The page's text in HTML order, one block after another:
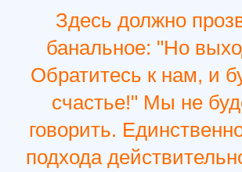
Здесь должно
банальное: "Но
Обратитесь к нам, и
счастье!" Мы не
говорить.
подхода